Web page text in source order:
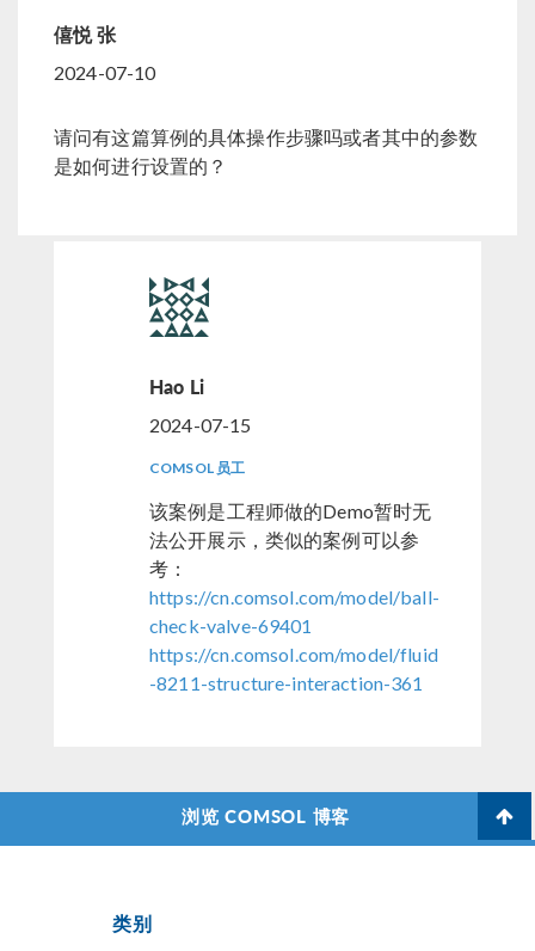
僖悦 张
2024-07-10
请问有这篇算例的具体操作步骤吗或者其中的参数
是如何进行设置的？
Hao Li
2024-07-15
COMSOL 员工
该案例是工程师做的Demo暂时无
法公开展示，类似的案例可以参
考：
https://cn.comsol.com/model/ball-
check-valve-69401
https://cn.comsol.com/model/fluid
-8211-structure-interaction-361
浏览 COMSOL 博客
类别